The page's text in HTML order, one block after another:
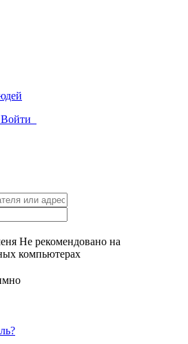
Войти
Не рекомендовано на
компьютерах